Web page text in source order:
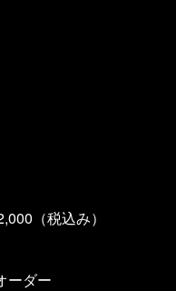
（税込み）
ーダー